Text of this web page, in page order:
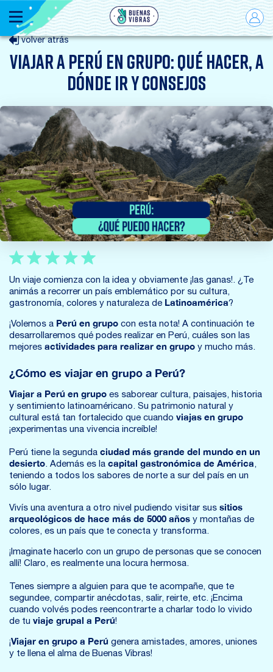
Menú
volver atrás
VIAJAR A PERÚ EN GRUPO: QUÉ HACER, A
DÓNDE IR Y CONSEJOS
Un viaje comienza con la idea y obviamente ¡las ganas!. ¿Te
animás a recorrer un país emblemático por su cultura,
gastronomía, colores y naturaleza de Latinoamérica?
¡Volemos a Perú en grupo con esta nota! A continuación te
desarrollaremos qué podes realizar en Perú, cuáles son las
mejores actividades para realizar en grupo y mucho más.
¿Cómo es viajar en grupo a Perú?
Viajar a Perú en grupo es saborear cultura, paisajes, historia
y sentimiento latinoaméricano. Su patrimonio natural y
cultural está tan fortalecido que cuando viajas en grupo
¡experimentas una vivencia increíble!
Perú tiene la segunda ciudad más grande del mundo en un
desierto. Además es la capital gastronómica de América,
teniendo a todos los sabores de norte a sur del país en un
sólo lugar.
Vivís una aventura a otro nivel pudiendo visitar sus sitios
arqueológicos de hace más de 5000 años y montañas de
colores, es un país que te conecta y transforma.
¡Imaginate hacerlo con un grupo de personas que se conocen
allí! Claro, es realmente una locura hermosa.
Tenes siempre a alguien para que te acompañe, que te
segundee, compartir anécdotas, salir, reirte, etc. ¡Encima
cuando volvés podes reencontrarte a charlar todo lo vivido
de tu viaje grupal a Perú!
¡Viajar en grupo a Perú genera amistades, amores, uniones
y te llena el alma de Buenas Vibras!